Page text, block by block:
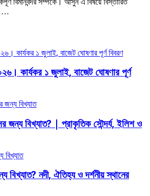
…
কার্যকর ১ জুলাই, বাজেট ঘোষণার পূর্ণ
জন্য বিখ্যাত? | প্রাকৃতিক সৌন্দর্য, ইলিশ ও
বিখ্যাত? নদী, ঐতিহ্য ও দর্শনীয় স্থানের